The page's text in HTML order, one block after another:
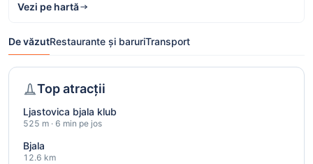
Vezi pe hartă
De văzutRestaurante și baruriTransport
Top atracții
Ljastovica bjala klub
525 m · 6 min pe jos
Bjala
12.6 km